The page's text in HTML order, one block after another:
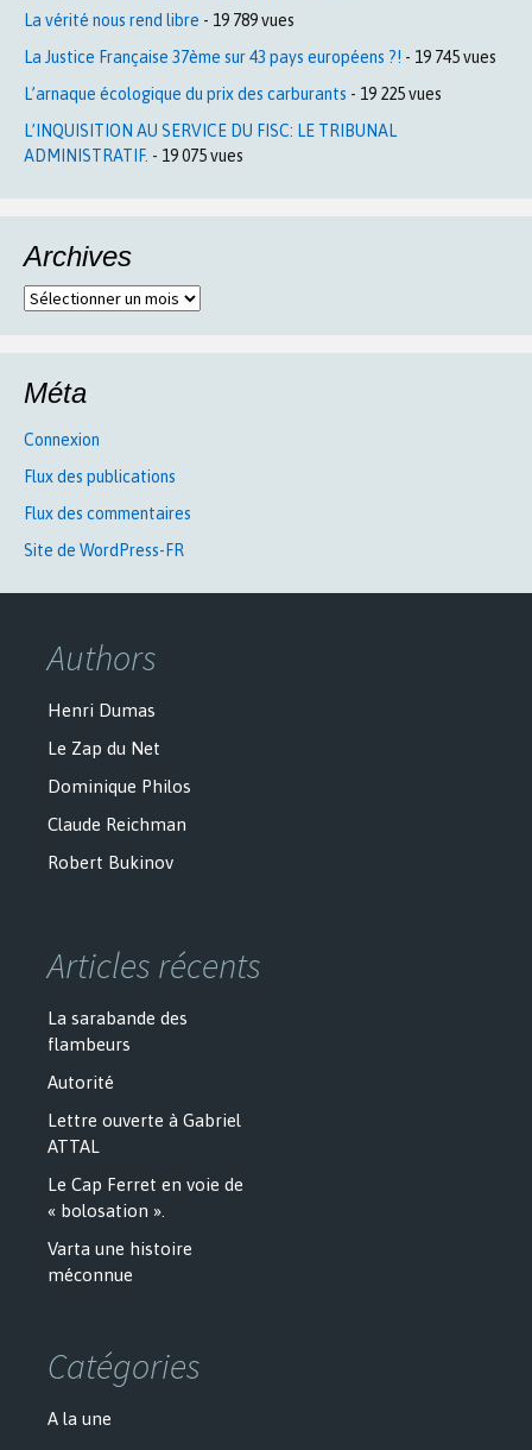
La vérité nous rend libre - 19 789 vues
La Justice Française 37ème sur 43 pays européens ?! - 19 745 vues
L’arnaque écologique du prix des carburants - 19 225 vues
L’INQUISITION AU SERVICE DU FISC: LE TRIBUNAL
ADMINISTRATIF. - 19 075 vues
Archives
Archives
Méta
Connexion
Flux des publications
Flux des commentaires
Site de WordPress-FR
Authors
Henri Dumas
Le Zap du Net
Dominique Philos
Claude Reichman
Robert Bukinov
Articles récents
La sarabande des
flambeurs
Autorité
Lettre ouverte à Gabriel
ATTAL
Le Cap Ferret en voie de
« bolosation ».
Varta une histoire
méconnue
Catégories
A la une